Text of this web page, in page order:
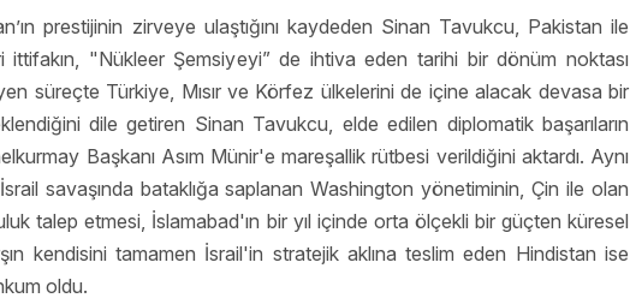
prestijinin zirveye ulaştığını kaydeden Sinan Tavukcu, Pakistan ile
ittifakın, "Nükleer Şemsiyeyi” de ihtiva eden tarihi bir dönüm noktası
süreçte Türkiye, Mısır ve Körfez ülkelerini de içine alacak devasa bir
dile getiren Sinan Tavukcu, elde edilen diplomatik başarıların
Başkanı Asım Münir'e mareşallik rütbesi verildiğini aktardı. Aynı
savaşında bataklığa saplanan Washington yönetiminin, Çin ile olan
talep etmesi, İslamabad'ın bir yıl içinde orta ölçekli bir güçten küresel
kendisini tamamen İsrail'in stratejik aklına teslim eden Hindistan ise
oldu.